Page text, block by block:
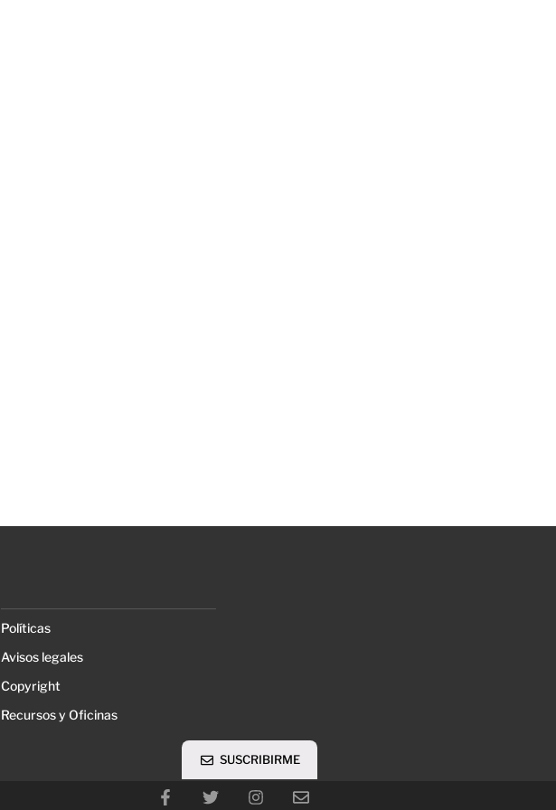
Políticas
Avisos legales
Copyright
Recursos y Oficinas
SUSCRIBIRME